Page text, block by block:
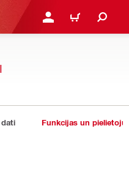
PIESLĒGTIES VAI
IEPIRKŠANĀS
dati Funkcijas un